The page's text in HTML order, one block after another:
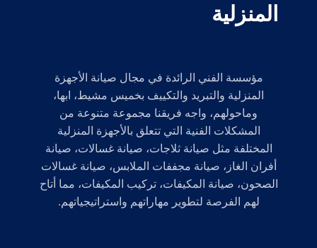
مؤسسة الفني الرائدة في مجال صيانة الأجهزة
المنزلية والتبريد والتكييف بخميس مشيط، ابها،
وماحولهم، واجه فريقنا مجموعة متنوعة من
المشكلات الفنية التي تتعلق بالأجهزة المنزلية
المختلفة مثل صيانة ثلاجات، صيانة غسالات، صيانة
أفران الغاز، صيانة مجففات الملابس، صيانة غسالات
الصحون، صيانة المكيفات، تركيب المكيفات، مما أتاح
لهم الفرصة لتطوير مهاراتهم واستراتيجياتهم.